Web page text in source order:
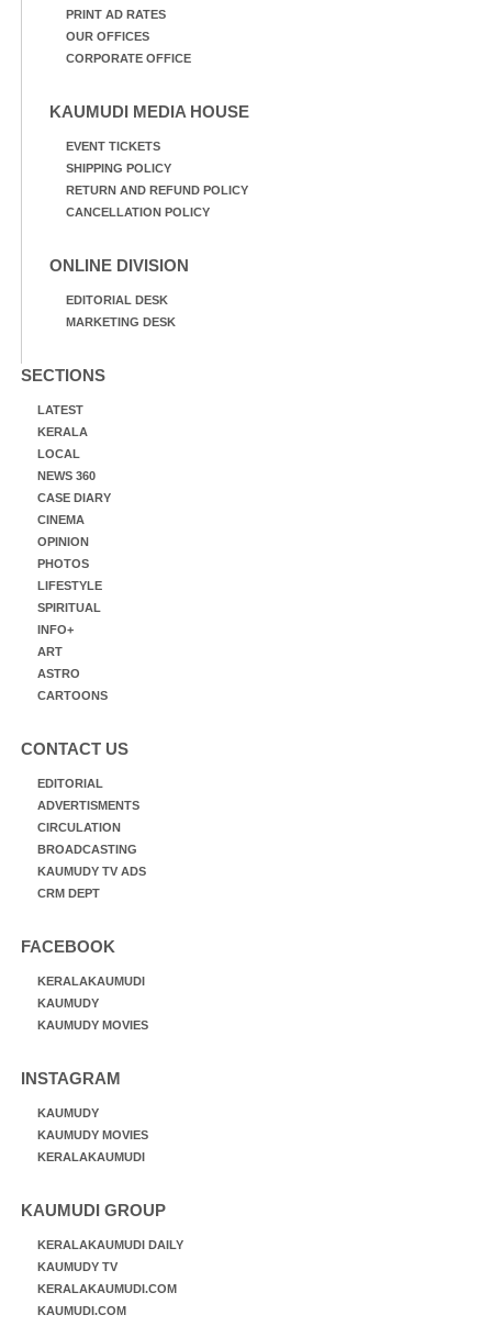
PRINT AD RATES
OUR OFFICES
CORPORATE OFFICE
KAUMUDI MEDIA HOUSE
EVENT TICKETS
SHIPPING POLICY
RETURN AND REFUND POLICY
CANCELLATION POLICY
ONLINE DIVISION
EDITORIAL DESK
MARKETING DESK
SECTIONS
LATEST
KERALA
LOCAL
NEWS 360
CASE DIARY
CINEMA
OPINION
PHOTOS
LIFESTYLE
SPIRITUAL
INFO+
ART
ASTRO
CARTOONS
CONTACT US
EDITORIAL
ADVERTISMENTS
CIRCULATION
BROADCASTING
KAUMUDY TV ADS
CRM DEPT
FACEBOOK
KERALAKAUMUDI
KAUMUDY
KAUMUDY MOVIES
INSTAGRAM
KAUMUDY
KAUMUDY MOVIES
KERALAKAUMUDI
KAUMUDI GROUP
KERALAKAUMUDI DAILY
KAUMUDY TV
KERALAKAUMUDI.COM
KAUMUDI.COM